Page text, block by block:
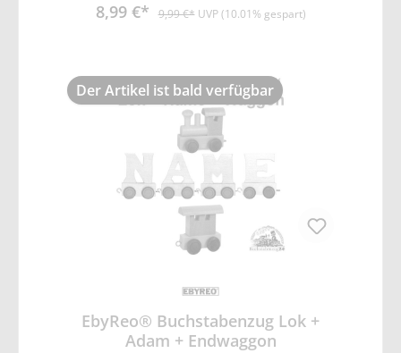
8,99 €* 9,99 €* UVP (10.01% gespart)
Der Artikel ist bald verfügbar
EbyReo® Buchstabenzug Lok +
Adam + Endwaggon